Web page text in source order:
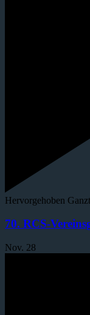
Hervorgehoben
70. RCS-
Nov. 28